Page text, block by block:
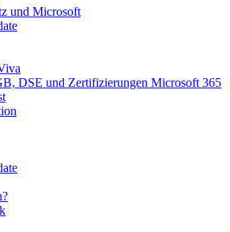
und Microsoft
DSE und Zertifizierungen Microsoft 365